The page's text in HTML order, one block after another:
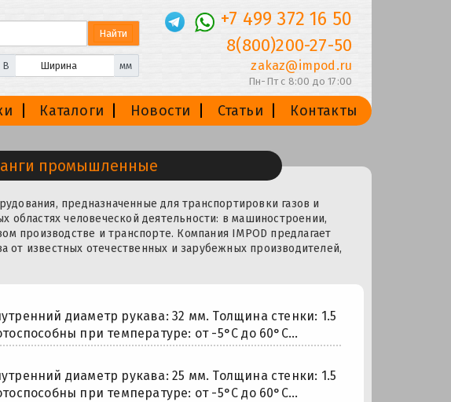
B мм
+7 499 372 16 50
8(800)200-27-50
zakaz@impod.ru
Пн-Пт с 8:00 до 17:00
Каталоги Новости Статьи Контакты
промышленные
предназначенные для транспортировки газов и
человеческой деятельности: в машиностроении,
производстве и транспорте. Компания IMPOD предлагает
известных отечественных и зарубежных производителей,
диаметр рукава: 32 мм. Толщина стенки: 1.5
при температуре: от -5°С до 60°С...
диаметр рукава: 25 мм. Толщина стенки: 1.5
при температуре: от -5°С до 60°С...